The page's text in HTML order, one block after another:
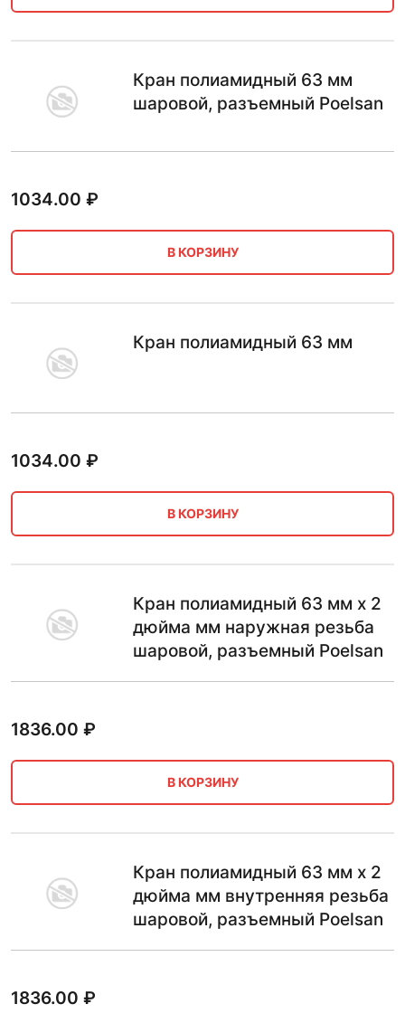
Кран полиамидный 63 мм
шаровой, разъемный Poelsan
1034.00 ₽
В КОРЗИНУ
Кран полиамидный 63 мм
1034.00 ₽
В КОРЗИНУ
Кран полиамидный 63 мм х 2
дюйма мм наружная резьба
шаровой, разъемный Poelsan
1836.00 ₽
В КОРЗИНУ
Кран полиамидный 63 мм х 2
дюйма мм внутренняя резьба
шаровой, разъемный Poelsan
1836.00 ₽